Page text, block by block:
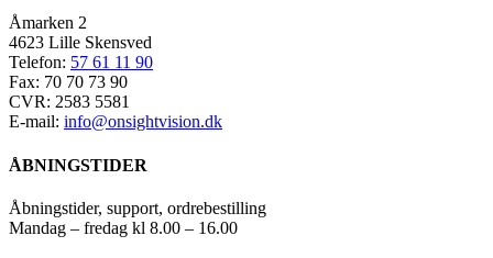
Åmarken 2
4623 Lille Skensved
Telefon: 57 61 11 90
Fax: 70 70 73 90
CVR: 2583 5581
E-mail: info@onsightvision.dk
ÅBNINGSTIDER
Åbningstider, support, ordrebestilling
Mandag – fredag kl 8.00 – 16.00